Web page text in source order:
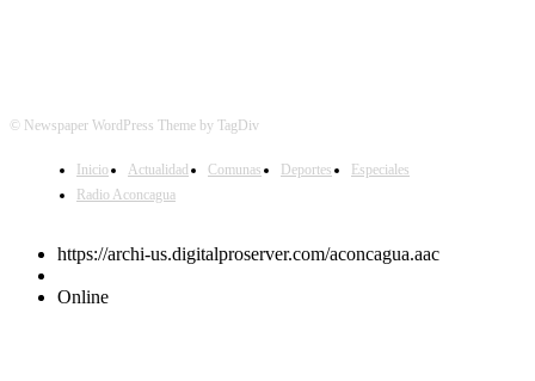
© Newspaper WordPress Theme by TagDiv
Inicio Actualidad Comunas Deportes
Especiales
Radio Aconcagua
https://archi-us.digitalproserver.com/aconcagua.aac
Online